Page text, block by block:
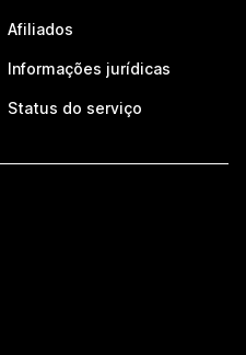
Afiliados
Informações jurídicas
Status do serviço